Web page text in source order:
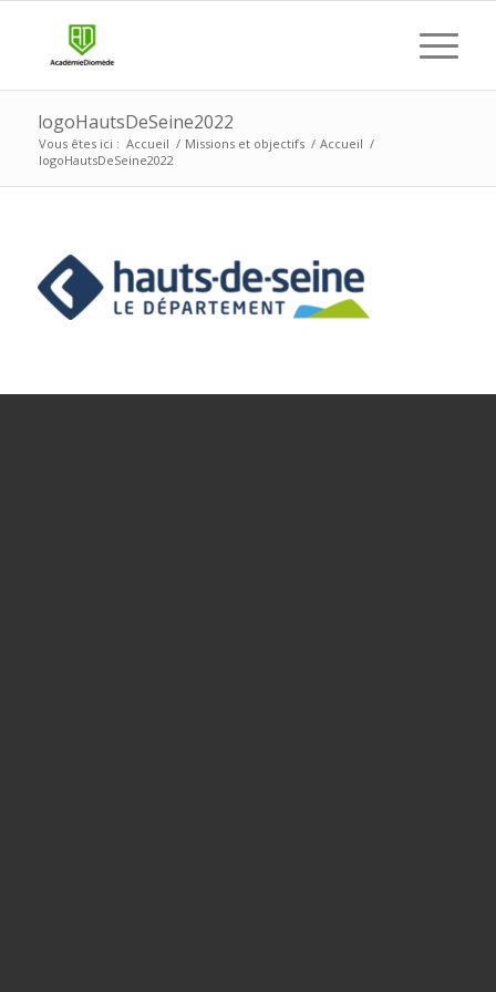
logoHautsDeSeine2022
Vous êtes ici : Accueil / Missions et objectifs / Accueil /
logoHautsDeSeine2022